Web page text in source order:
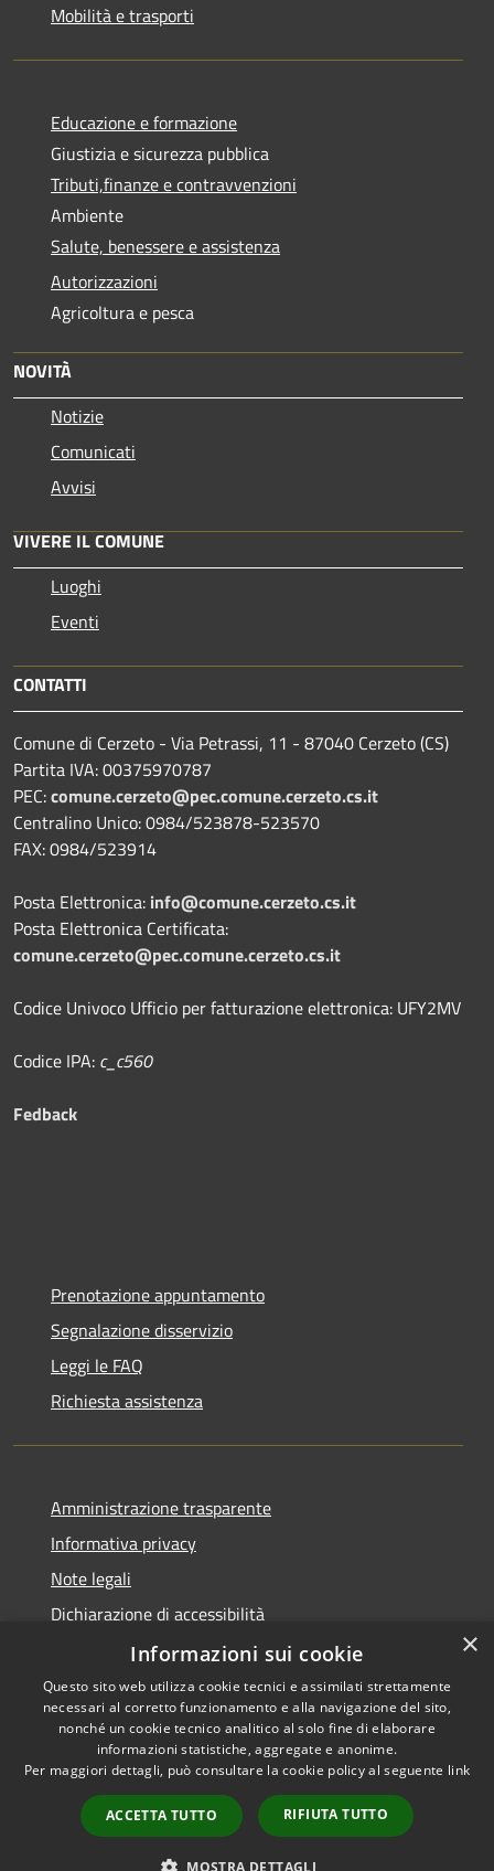
Mobilità e trasporti
Educazione e formazione
Giustizia e sicurezza pubblica
Tributi,finanze e contravvenzioni
Ambiente
Salute, benessere e assistenza
Autorizzazioni
Agricoltura e pesca
NOVITÀ
Notizie
Comunicati
Avvisi
VIVERE IL COMUNE
Luoghi
Eventi
CONTATTI
Comune di Cerzeto - Via Petrassi, 11 - 87040 Cerzeto (CS)
Partita IVA: 00375970787
PEC:comune.cerzeto@pec.comune.cerzeto.cs.it
Centralino Unico: 0984/523878-523570
FAX: 0984/523914
Posta Elettronica: info@comune.cerzeto.cs.it
Posta Elettronica Certificata:
comune.cerzeto@pec.comune.cerzeto.cs.it
Codice Univoco Ufficio per fatturazione elettronica: UFY2MV
Codice IPA: c_c560
Fedback
Prenotazione appuntamento
Segnalazione disservizio
Leggi le FAQ
Richiesta assistenza
Amministrazione trasparente
Informativa privacy
Note legali
Dichiarazione di accessibilità
Obbiettivi di accessibilità
RSS
Accessibility
Copyright © 2026 • Comune di
Municipium•
Admin
access
×
Informazioni sui cookie
Questo sito web utilizza cookie tecnici e assimilati strettamente
necessari al corretto funzionamento e alla navigazione del sito,
nonché un cookie tecnico analitico al solo fine di elaborare
informazioni statistiche, aggregate e anonime.
Per maggiori dettagli, può consultare la cookie policy al seguente link
ACCETTA TUTTO RIFIUTA TUTTO
MOSTRA DETTAGLI